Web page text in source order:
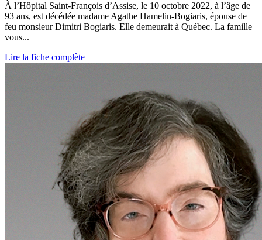
À l’Hôpital Saint-François d’Assise, le 10 octobre 2022, à l’âge de
93 ans, est décédée madame Agathe Hamelin-Bogiaris, épouse de
feu monsieur Dimitri Bogiaris. Elle demeurait à Québec. La famille
vous...
Lire la fiche complète